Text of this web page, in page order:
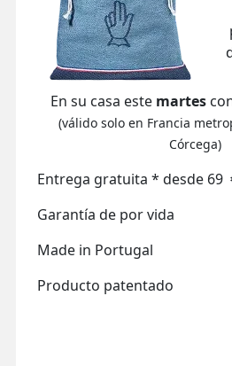
En su casa este martes
(válido solo en Francia
Córcega)
Entrega gratuita * desde 69
Garantía de por vida
Made in Portugal
Producto patentado